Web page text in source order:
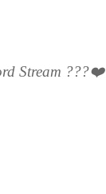
Stream ???❤️